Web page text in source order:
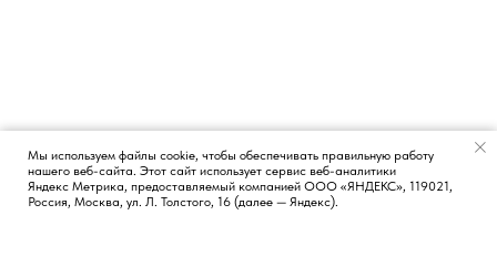
Появился вопрос?
Мы используем файлы cookie, чтобы обеспечивать правильную работу
нашего веб-сайта. Этот сайт использует сервис веб-аналитики
Яндекс Метрика, предоставляемый компанией ООО «ЯНДЕКС», 119021,
Россия, Москва, ул. Л. Толстого, 16 (далее — Яндекс).